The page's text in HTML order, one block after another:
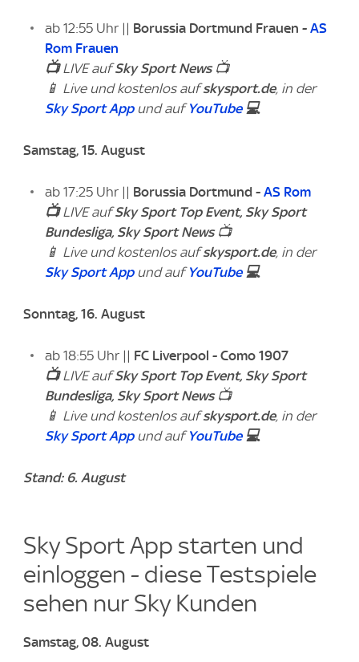
ab 12:55 Uhr || Borussia Dortmund Frauen - AS
Rom Frauen
📺LIVE aufSky Sport News📺
📱 Live und kostenlos aufskysport.de, in der
Sky Sport Appund aufYouTube💻
Samstag, 15. August
ab 17:25 Uhr || Borussia Dortmund - AS Rom
📺LIVE aufSky Sport Top Event, Sky Sport
Bundesliga, Sky Sport News📺
📱 Live und kostenlos aufskysport.de, in der
Sky Sport Appund aufYouTube💻
Sonntag, 16. August
ab 18:55 Uhr || FC Liverpool - Como 1907
📺LIVE aufSky Sport Top Event, Sky Sport
Bundesliga, Sky Sport News📺
📱 Live und kostenlos aufskysport.de, in der
Sky Sport Appund aufYouTube💻
Stand: 6. August
Sky Sport App starten und
einloggen - diese Testspiele
sehen nur Sky Kunden
Samstag, 08. August